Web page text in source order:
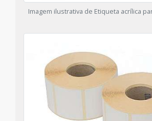
Imagem ilustrativa de Etiqueta acrílica